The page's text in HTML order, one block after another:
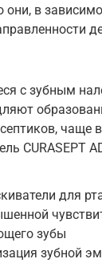
они, в
с зубным
чаще
CURASEPT
для
зубы
зубной